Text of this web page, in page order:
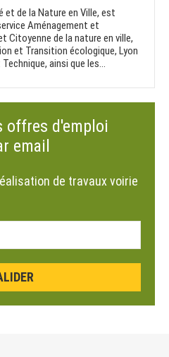
et de la Nature en Ville, est
Aménagement et
Citoyenne de la nature en ville,
et Transition écologique, Lyon
ainsi que les...
offres d'emploi
email
de travaux voirie